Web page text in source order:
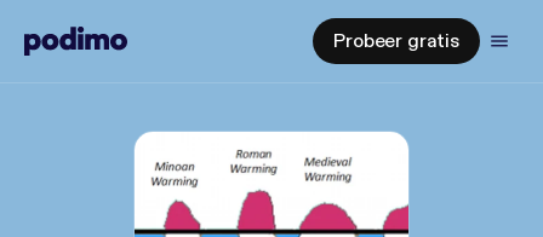
Probeer gratis